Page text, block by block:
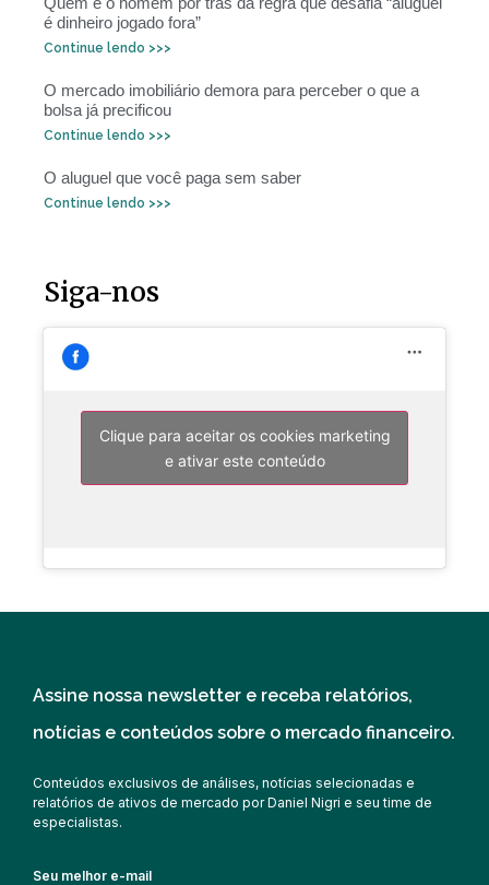
é dinheiro jogado fora”
Continue lendo >>>
O mercado imobiliário demora para perceber o que a
bolsa já precificou
Continue lendo >>>
O aluguel que você paga sem saber
Continue lendo >>>
Siga-nos
Clique para aceitar os cookies marketing
e ativar este conteúdo
Assine nossa newsletter e receba relatórios,
notícias e conteúdos sobre o mercado financeiro.
Conteúdos exclusivos de análises, notícias selecionadas e
relatórios de ativos de mercado por Daniel Nigri e seu time de
especialistas.
Seu melhor e-mail